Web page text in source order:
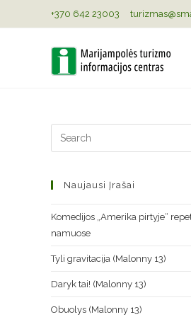
+370 642 23003
Naujausi Įrašai
Komedijos „Amerika pirtyje“
namuose
Tyli gravitacija (Malonny 13)
Daryk tai! (Malonny 13)
Obuolys (Malonny 13)